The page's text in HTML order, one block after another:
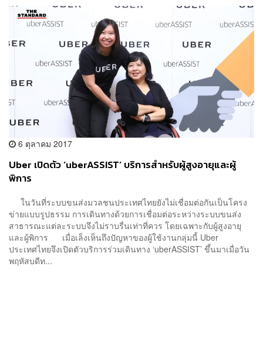
6 ตุลาคม 2017
Uber เปิดตัว ‘uberASSIST’ บริการสำหรับผู้สูงอายุและผู้
พิการ
ในวันที่ระบบขนส่งมวลชนประเทศไทยยังไม่เชื่อมต่อกันเป็นโครง
ข่ายแบบรูปธรรม การเดินทางด้วยการเชื่อมต่อระหว่างระบบขนส่ง
สาธารณะแต่ละระบบจึงไม่ราบรื่นเท่าที่ควร โดยเฉพาะกับผู้สูงอายุ
และผู้พิการ เมื่อเล็งเห็นถึงปัญหาของผู้ใช้งานกลุ่มนี้ Uber
ประเทศไทยจึงเปิดตัวบริการร่วมเดินทาง ‘uberASSIST’ ขึ้นมาเมื่อวัน
พฤหัสบดีท...